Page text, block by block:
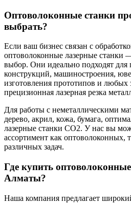
Оптоволоконные станки
выбрать?
Если ваш бизнес связан с
оптоволоконные лазерные станки
выбор. Они идеально подходят для
конструкций, машиностроения,
изготовления прототипов и любых
прецизионная лазерная резка
Для работы с неметаллическими
дерево, акрил, кожа, бумага,
лазерные станки СО2. У нас вы
ассортимент как оптоволоконных,
различных задач.
Где купить
Алматы?
Наша компания предлагает